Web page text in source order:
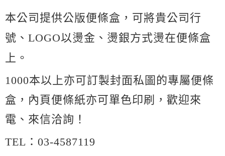
本公司提供公版便條盒，可將貴公司行
號、LOGO以燙金、燙銀方式燙在便條盒
上。
1000本以上亦可訂製封面私圖的專屬便條
盒，內頁便條紙亦可單色印刷，歡迎來
電、來信洽詢！
TEL：03-4587119